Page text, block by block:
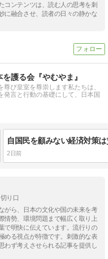
コンテンツは、読む人の思考を刺
に融合させ、読者の日々の静かな
護る会『やむやま』
尊び皇室を尊崇します私たちは、
発言と行動の基礎にして、日本国
自国民を顧みない経済対策
2日前
り口
がら、日本の文化や国の未来を考
情勢、環境問題まで幅広く取り上
で明快に伝えています。流行りの
める視点が特徴です。刺激的な表
わず考えさせられる記事を提供し